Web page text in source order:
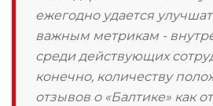
ежегодно удается
важным метрикам -
среди действующих
конечно, количеству
отзывов о «Балтике» как